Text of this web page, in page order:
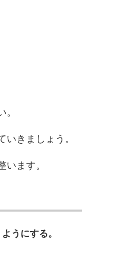
きましょう。
ます。
うにする。